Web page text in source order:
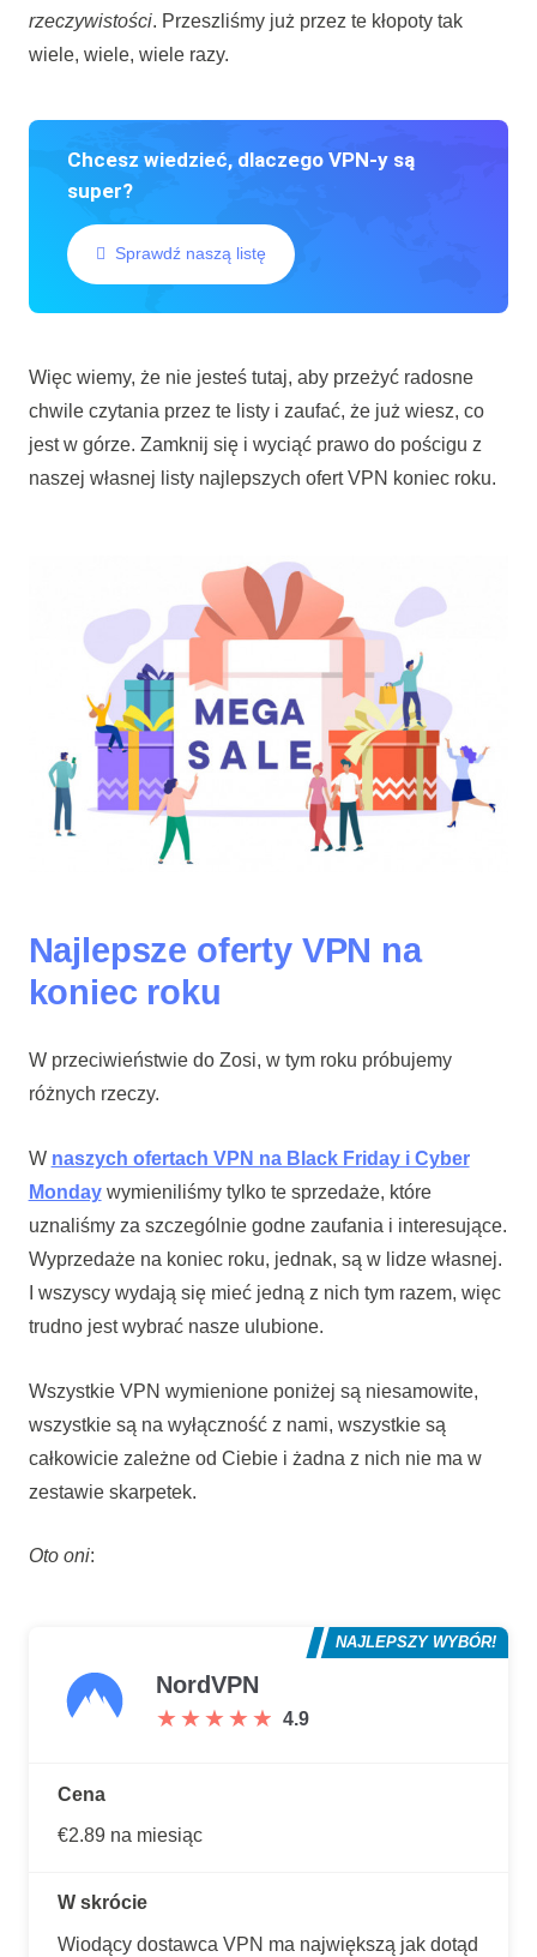
rzeczywistości. Przeszliśmy już przez te kłopoty tak
wiele, wiele, wiele razy.
Chcesz wiedzieć, dlaczego VPN-y są
super?
Sprawdź naszą listę
Więc wiemy, że nie jesteś tutaj, aby przeżyć radosne
chwile czytania przez te listy i zaufać, że już wiesz, co
jest w górze. Zamknij się i wyciąć prawo do pościgu z
naszej własnej listy najlepszych ofert VPN koniec roku.
Najlepsze oferty VPN na
koniec roku
W przeciwieństwie do Zosi, w tym roku próbujemy
różnych rzeczy.
W naszych ofertach VPN na Black Friday i Cyber
Mondaywymieniliśmy tylko te sprzedaże, które
uznaliśmy za szczególnie godne zaufania i interesujące.
Wyprzedaże na koniec roku, jednak, są w lidze własnej.
I wszyscy wydają się mieć jedną z nich tym razem, więc
trudno jest wybrać nasze ulubione.
Wszystkie VPN wymienione poniżej są niesamowite,
wszystkie są na wyłączność z nami, wszystkie są
całkowicie zależne od Ciebie i żadna z nich nie ma w
zestawie skarpetek.
Oto oni:
NAJLEPSZY WYBÓR!
NordVPN
★ ★ ★ ★ ★
★ ★ ★ ★ ★ 4.9
Cena
€2.89 na miesiąc
W skrócie
Wiodący dostawca VPN ma największą jak dotąd